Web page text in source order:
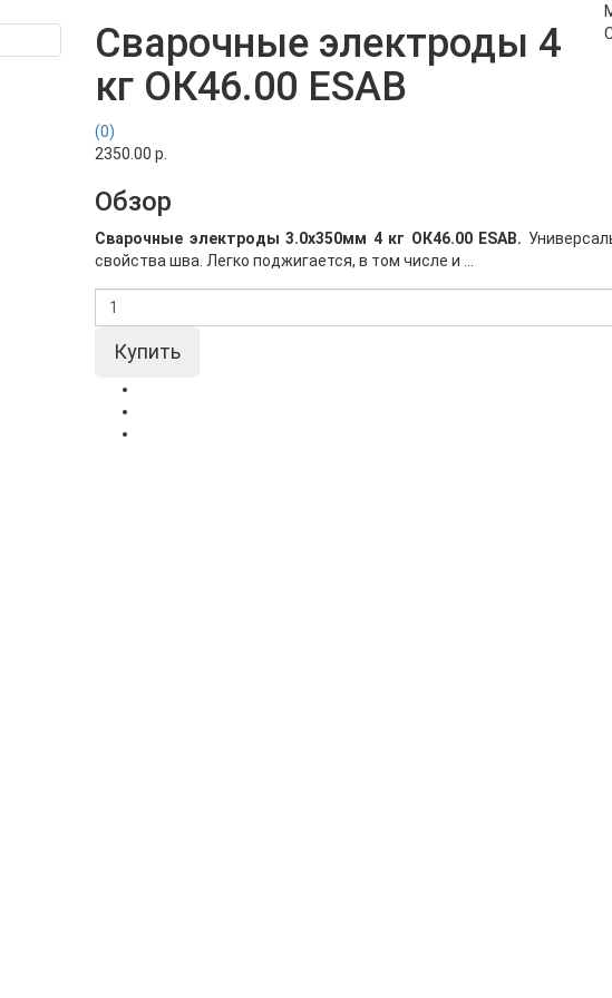
Сварочные электроды 4
кг ОК46.00 ESAB
(0)
2350.00 р.
Обзор
Сварочные электроды 3.0х350мм 4 кг ОК46.00 ESAB.
свойства шва. Легко поджигается, в том числе и ...